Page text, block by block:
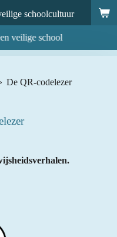
schoolcultuur
veilige school
De QR-codelezer